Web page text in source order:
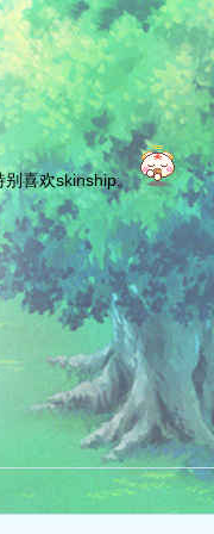
别喜欢skinship。